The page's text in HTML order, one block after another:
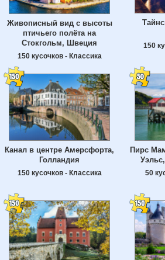
Живописный вид с высоты
птичьего полёта на
Стокгольм, Швеция
150 кусочков - Классика
150
Канал в центре Амерсфорта,
Голландия
150 кусочков - Классика
Пирс
50